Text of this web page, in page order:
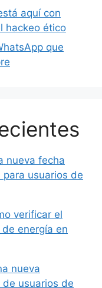
aquí con
hackeo ético
que
nueva fecha
usuarios de
verificar el
energía en
nueva
usuarios de